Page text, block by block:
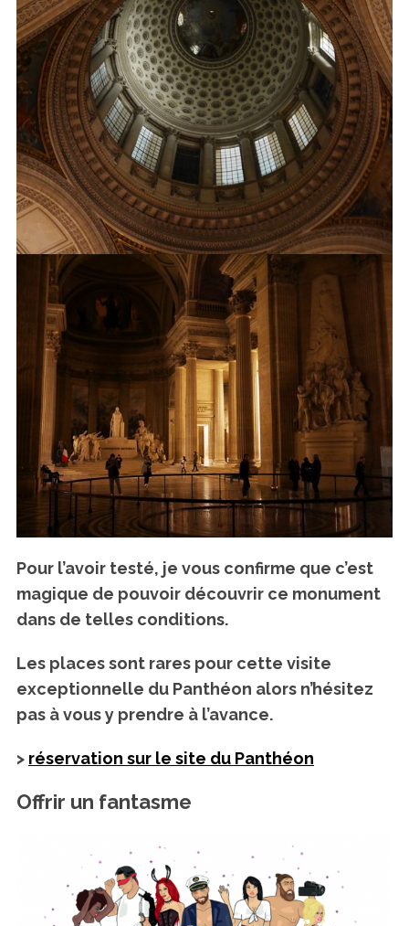
Pour l’avoir testé, je vous confirme que c’est
magique de pouvoir découvrir ce monument
dans de telles conditions.
Les places sont rares pour cette visite
exceptionnelle du Panthéon alors n’hésitez
pas à vous y prendre à l’avance.
> réservation sur le site du Panthéon
Offrir un fantasme